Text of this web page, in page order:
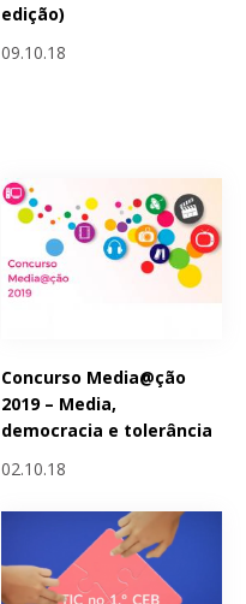
edição)
09.10.18
Concurso Media@ção
2019 – Media,
democracia e tolerância
02.10.18